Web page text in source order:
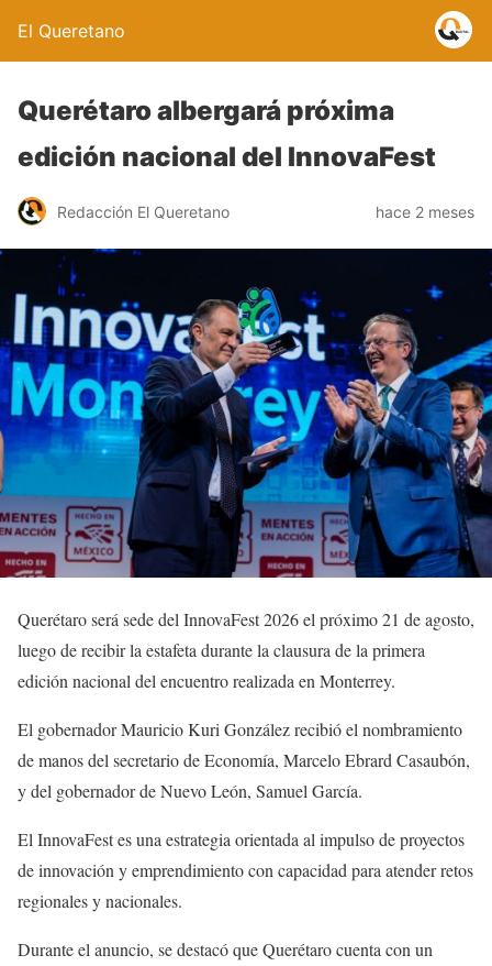
El Queretano
Querétaro albergará próxima
edición nacional del InnovaFest
Redacción El Queretano hace 2 meses
Querétaro será sede del InnovaFest 2026 el próximo 21 de agosto,
luego de recibir la estafeta durante la clausura de la primera
edición nacional del encuentro realizada en Monterrey.
El gobernador Mauricio Kuri González recibió el nombramiento
de manos del secretario de Economía, Marcelo Ebrard Casaubón,
y del gobernador de Nuevo León, Samuel García.
El InnovaFest es una estrategia orientada al impulso de proyectos
de innovación y emprendimiento con capacidad para atender retos
regionales y nacionales.
Durante el anuncio, se destacó que Querétaro cuenta con un